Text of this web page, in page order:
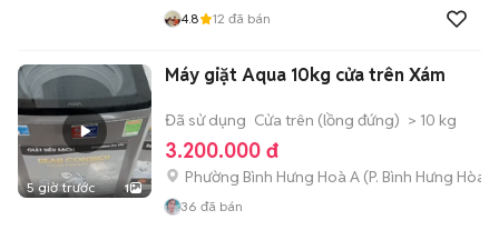
4.8 12 đã bán
5 giờ trước 1
Máy giặt Aqua 10kg cửa trên Xám
Đã sử dụng Cửa trên (lồng đứng) > 10 kg
3.200.000 đ
Phường Bình Hưng Hoà A (P. Bình Hưng Hòa
36 đã bán